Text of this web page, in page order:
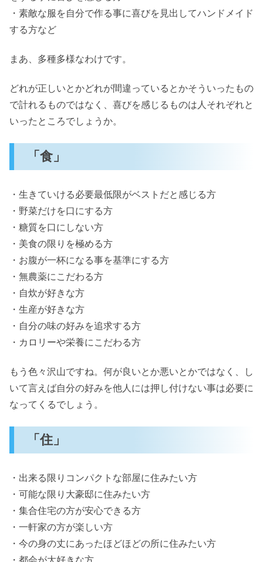
・素敵な服を自分で作る事に喜びを見出してハンドメイド
する方など
まあ、多種多様なわけです。
どれが正しいとかどれが間違っているとかそういったもの
で計れるものではなく、喜びを感じるものは人それぞれと
いったところでしょうか。
「食」
・生きていける必要最低限がベストだと感じる方
・野菜だけを口にする方
・糖質を口にしない方
・美食の限りを極める方
・お腹が一杯になる事を基準にする方
・無農薬にこだわる方
・自炊が好きな方
・生産が好きな方
・自分の味の好みを追求する方
・カロリーや栄養にこだわる方
もう色々沢山ですね。何が良いとか悪いとかではなく、し
いて言えば自分の好みを他人には押し付けない事は必要に
なってくるでしょう。
「住」
・出来る限りコンパクトな部屋に住みたい方
・可能な限り大豪邸に住みたい方
・集合住宅の方が安心できる方
・一軒家の方が楽しい方
・今の身の丈にあったほどほどの所に住みたい方
・都会が大好きな方